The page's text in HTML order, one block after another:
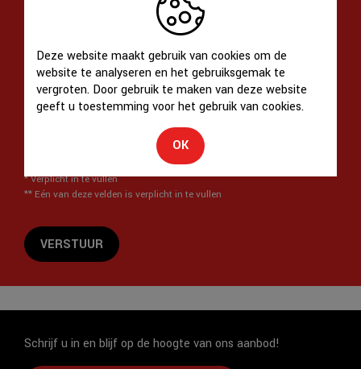
privacybeleidvan deze website gelezen en
*Verplicht in te vullen
** Eén van deze velden is verplicht in te vullen
VERSTUUR
Schrijf u in en blijf op de hoogte van ons aanbod!
Deze website maakt gebruik van cookies om de
website te analyseren en het gebruiksgemak te
vergroten. Door gebruik te maken van deze website
geeft u toestemming voor het gebruik van cookies.
OK